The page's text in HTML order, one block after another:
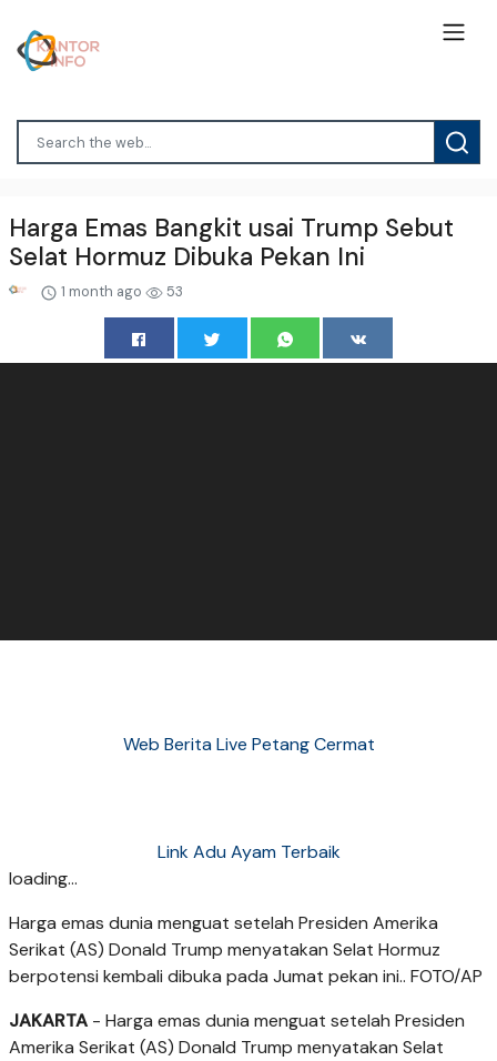
Harga Emas Bangkit usai Trump Sebut
Selat Hormuz Dibuka Pekan Ini
1 month ago 53
Web Berita Live Petang Cermat
Link Adu Ayam Terbaik
loading...
Harga emas dunia menguat setelah Presiden Amerika
Serikat (AS) Donald Trump menyatakan Selat Hormuz
berpotensi kembali dibuka pada Jumat pekan ini.. FOTO/AP
JAKARTA - Harga emas dunia menguat setelah Presiden
Amerika Serikat (AS) Donald Trump menyatakan Selat